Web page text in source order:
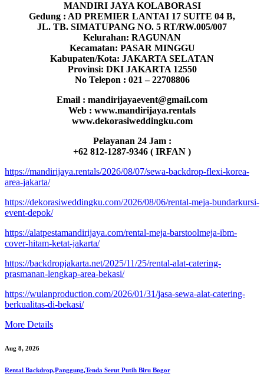
MANDIRI JAYA KOLABORASI
Gedung : AD PREMIER LANTAI 17 SUITE 04 B,
JL. TB. SIMATUPANG NO. 5 RT/RW.005/007
Kelurahan: RAGUNAN
Kecamatan: PASAR MINGGU
Kabupaten/Kota: JAKARTA SELATAN
Provinsi: DKI JAKARTA 12550
No Telepon : 021 – 22708806
Email : mandirijayaevent@gmail.com
Web : www.mandirijaya.rentals
www.dekorasiweddingku.com
Pelayanan 24 Jam :
+62 812-1287-9346 ( IRFAN )
https://mandirijaya.rentals/2026/08/07/sewa-backdrop-flexi-korea-
area-jakarta/
https://dekorasiweddingku.com/2026/08/06/rental-meja-bundarkursi-
event-depok/
https://alatpestamandirijaya.com/rental-meja-barstoolmeja-ibm-
cover-hitam-ketat-jakarta/
https://backdropjakarta.net/2025/11/25/rental-alat-catering-
prasmanan-lengkap-area-bekasi/
https://wulanproduction.com/2026/01/31/jasa-sewa-alat-catering-
berkualitas-di-bekasi/
More Details
Aug 8, 2026
Rental Backdrop,Panggung,Tenda Serut Putih Biru Bogor